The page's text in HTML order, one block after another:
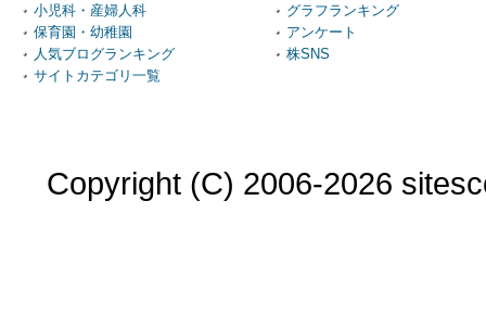
小児科・産婦人科
保育園・幼稚園
人気ブログランキング
サイトカテゴリ一覧
グラフランキング
アンケート
株SNS
Copyright (C) 2006-2026